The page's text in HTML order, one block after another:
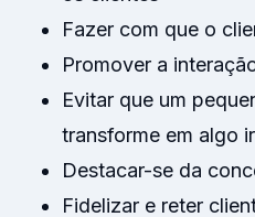
Fazer com que o
Promover a
Evitar que um
transforme em algo
Destacar-se da
Fidelizar e reter